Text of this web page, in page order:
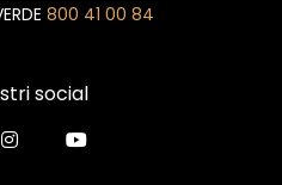
800 41 00 84
social